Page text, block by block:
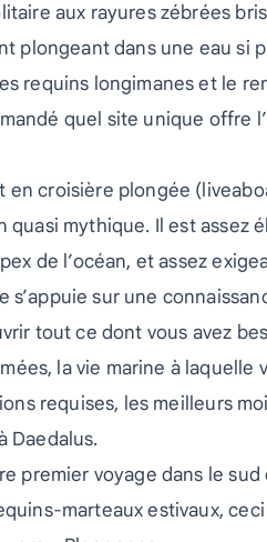
aux rayures zébrées
plongeant dans une eau
requins longimanes et le
quel site unique offre
croisière plongée
quasi mythique. Il est assez
de l’océan, et assez
s’appuie sur une
tout ce dont vous avez
la vie marine à
requises, les meilleurs
Daedalus.
premier voyage dans le
marteaux estivaux,